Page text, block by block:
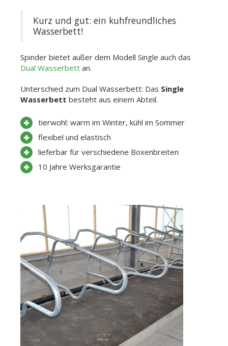
Kurz und gut: ein kuhfreundliches
Wasserbett!
Spinder bietet außer dem Modell Single auch das
Dual Wasserbett an.
Unterschied zum Dual Wasserbett: Das Single
Wasserbett besteht aus einem Abteil.
tierwohl: warm im Winter, kühl im Sommer
flexibel und elastisch
lieferbar für verschiedene Boxenbreiten
10 Jahre Werksgarantie